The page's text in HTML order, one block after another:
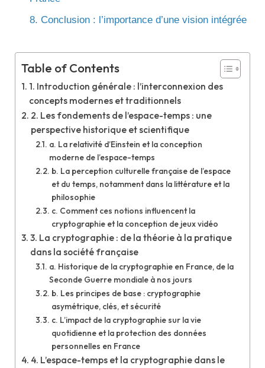
8. Conclusion : l’importance d’une vision intégrée
Table of Contents
1. Introduction générale : l’interconnexion des
concepts modernes et traditionnels
2. Les fondements de l’espace-temps : une
perspective historique et scientifique
a. La relativité d’Einstein et la conception
moderne de l’espace-temps
b. La perception culturelle française de l’espace
et du temps, notamment dans la littérature et la
philosophie
c. Comment ces notions influencent la
cryptographie et la conception de jeux vidéo
3. La cryptographie : de la théorie à la pratique
dans la société française
a. Historique de la cryptographie en France, de la
Seconde Guerre mondiale à nos jours
b. Les principes de base : cryptographie
asymétrique, clés, et sécurité
c. L’impact de la cryptographie sur la vie
quotidienne et la protection des données
personnelles en France
4. L’espace-temps et la cryptographie dans le